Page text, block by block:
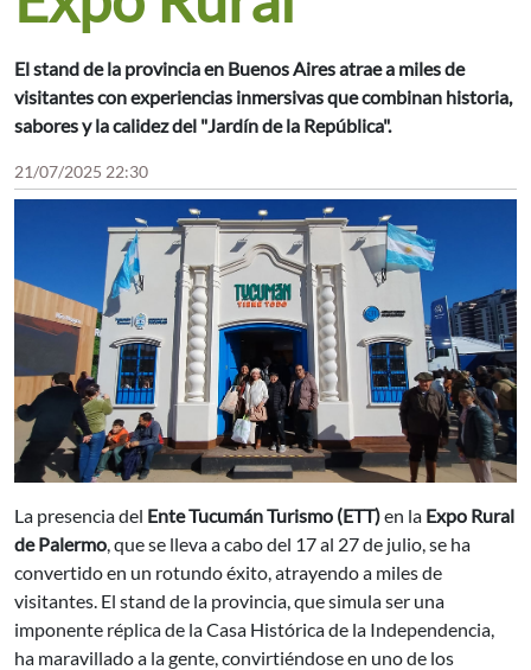
El stand de la provincia en Buenos Aires atrae a miles de
visitantes con experiencias inmersivas que combinan historia,
sabores y la calidez del "Jardín de la República".
21/07/2025 22:30
La presencia del Ente Tucumán Turismo (ETT)en la Expo Rural
de Palermo , que se lleva a cabo del 17 al 27 de julio, se ha
convertido en un rotundo éxito, atrayendo a miles de
visitantes. El stand de la provincia, que simula ser una
imponente réplica de la Casa Histórica de la Independencia,
ha maravillado a la gente, convirtiéndose en uno de los